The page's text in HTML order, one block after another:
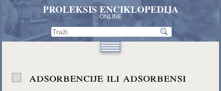
PROLEKSIS ENCIKLOPEDIJA
ONLINE
adsorbencije ili adsorbensi